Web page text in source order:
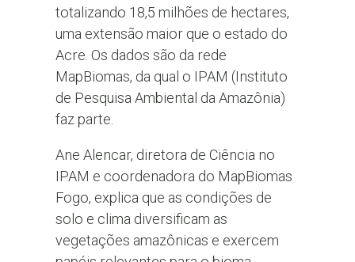
totalizando 18,5 milhões de hectares,
uma extensão maior que o estado do
Acre. Os dados são da rede
MapBiomas, da qual o IPAM (Instituto
de Pesquisa Ambiental da Amazônia)
faz parte.
Ane Alencar, diretora de Ciência no
IPAM e coordenadora do MapBiomas
Fogo, explica que as condições de
solo e clima diversificam as
vegetações amazônicas e exercem